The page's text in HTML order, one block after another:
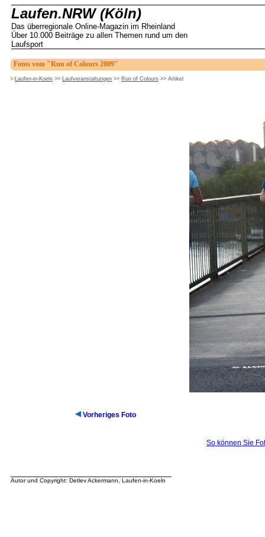
Laufen.NRW (Köln)
Das überregionale Online-Magazin im Rheinland
Über 10.000 Beiträge zu allen Themen rund um den
Laufsport
Fotos vom "Run of Colours 2009"
Laufen-in-Koeln >> Laufveranstaltungen >> Run of Colours >> Artikel
Vorheriges Foto
So können Sie
Autor und Copyright: Detlev Ackermann, Laufen-in-Koeln